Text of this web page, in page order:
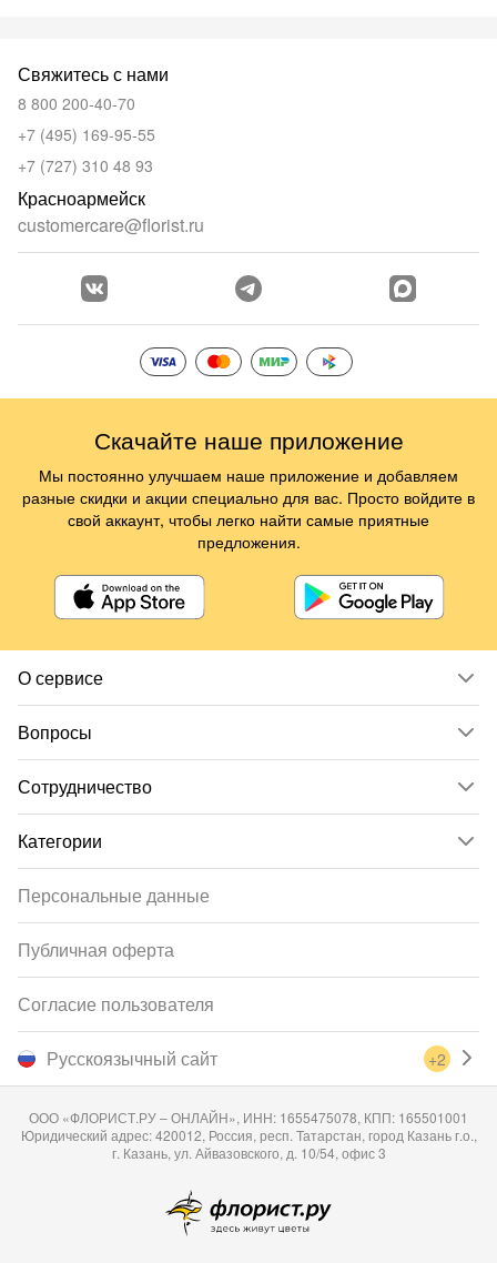
О сервисе
Вопросы
Сотрудничество
Категории
Свяжитесь с нами
8 800 200-40-70
+7 (495) 169-95-55
+7 (727) 310 48 93
Красноармейск
customercare@florist.ru
Русскоязычный сайт +2
Персональные данные
Публичная оферта
Согласие пользователя
ООО «ФЛОРИСТ.РУ – ОНЛАЙН», ИНН: 1655475078, КПП: 165501001
Юридический адрес: 420012, Россия, респ. Татарстан, город Казань г.о.,
г. Казань, ул. Айвазовского, д. 10/54, офис 3
Скачайте наше приложение
Мы постоянно улучшаем наше приложение и добавляем
разные скидки и акции специально для вас. Просто войдите в
свой аккаунт, чтобы легко найти самые приятные
предложения.